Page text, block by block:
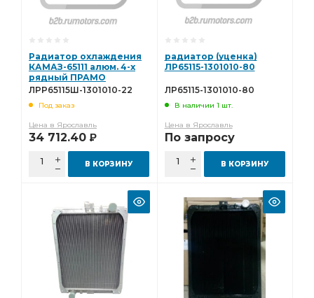
Радиатор охлаждения
КАМАЗ-65111 алюм. 4-х
рядный ПРАМО
ЛРР65115Ш-1301010-22
ЛРР65115Ш-1301010-22
Под заказ
Цена в Ярославль
34 712.40 Р
В КОРЗИНУ
радиатор (уценка)
ЛР65115-1301010-80
ЛР65115-1301010-80
В наличии 1 шт.
Цена в Ярославль
По запросу
В КОРЗИНУ